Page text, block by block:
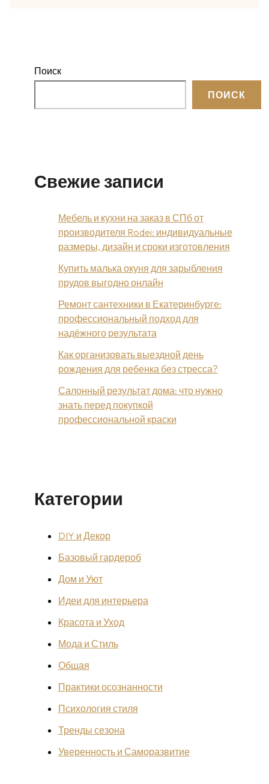
Поиск
ПОИСК
Свежие записи
Мебель и кухни на заказ в СПб от
производителя Rodei: индивидуальные
размеры, дизайн и сроки изготовления
Купить малька окуня для зарыбления
прудов выгодно онлайн
Ремонт сантехники в Екатеринбурге:
профессиональный подход для
надёжного результата
Как организовать выездной день
рождения для ребенка без стресса?
Салонный результат дома: что нужно
знать перед покупкой
профессиональной краски
Категории
DIY и Декор
Базовый гардероб
Дом и Уют
Идеи для интерьера
Красота и Уход
Мода и Стиль
Общая
Практики осознанности
Психология стиля
Тренды сезона
Уверенность и Саморазвитие